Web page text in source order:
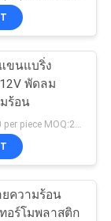
ม
ขนแบริ่ง
พัดลม
ร้อน
ความร้อน
ทอร์โมพลาสติก